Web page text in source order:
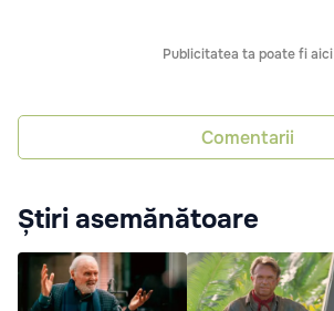
Publicitatea ta poate fi aici
Comentarii
Știri asemănătoare